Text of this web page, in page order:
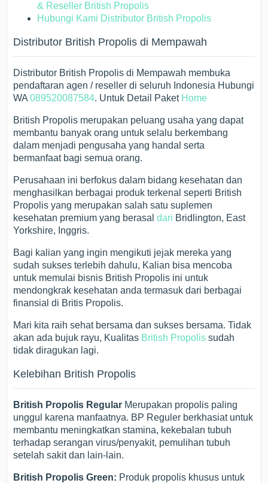
& Reseller British Propolis
Hubungi Kami Distributor British Propolis
Distributor British Propolis di Mempawah
Distributor British Propolis di Mempawah membuka
pendaftaran agen / reseller di seluruh Indonesia Hubungi
WA089520087584. Untuk Detail Paket Home
British Propolis merupakan peluang usaha yang dapat
membantu banyak orang untuk selalu berkembang
dalam menjadi pengusaha yang handal serta
bermanfaat bagi semua orang.
Perusahaan ini berfokus dalam bidang kesehatan dan
menghasilkan berbagai produk terkenal seperti British
Propolis yang merupakan salah satu suplemen
kesehatan premium yang berasaldari Bridlington, East
Yorkshire, Inggris.
Bagi kalian yang ingin mengikuti jejak mereka yang
sudah sukses terlebih dahulu, Kalian bisa mencoba
untuk memulai bisnis British Propolis ini untuk
mendongkrak kesehatan anda termasuk dari berbagai
finansial di Britis Propolis.
Mari kita raih sehat bersama dan sukses bersama. Tidak
akan ada bujuk rayu, Kualitas British Propolis sudah
tidak diragukan lagi.
Kelebihan British Propolis
British Propolis Regular Merupakan propolis paling
unggul karena manfaatnya. BP Reguler berkhasiat untuk
membantu meningkatkan stamina, kekebalan tubuh
terhadap serangan virus/penyakit, pemulihan tubuh
setelah sakit dan lain-lain.
British Propolis Green: Produk propolis khusus untuk